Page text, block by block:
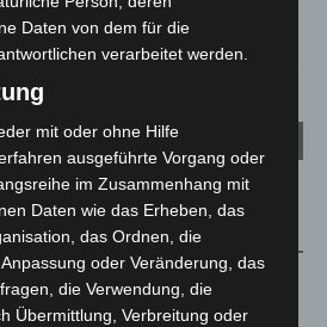
SA.
27°
SO.
31° 31
Notfallsanitäter starten beim
Daten von dem für die
verarbeitet werden.
mit oder ohne Hilfe
ausgeführte Vorgang oder
im Zusammenhang mit
Daten wie das Erheben, das
das Ordnen, die
oder Veränderung, das
die Verwendung, die
Übermittlung, Verbreitung oder